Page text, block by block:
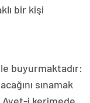
bir kişi
buyurmaktadır:
sınamak